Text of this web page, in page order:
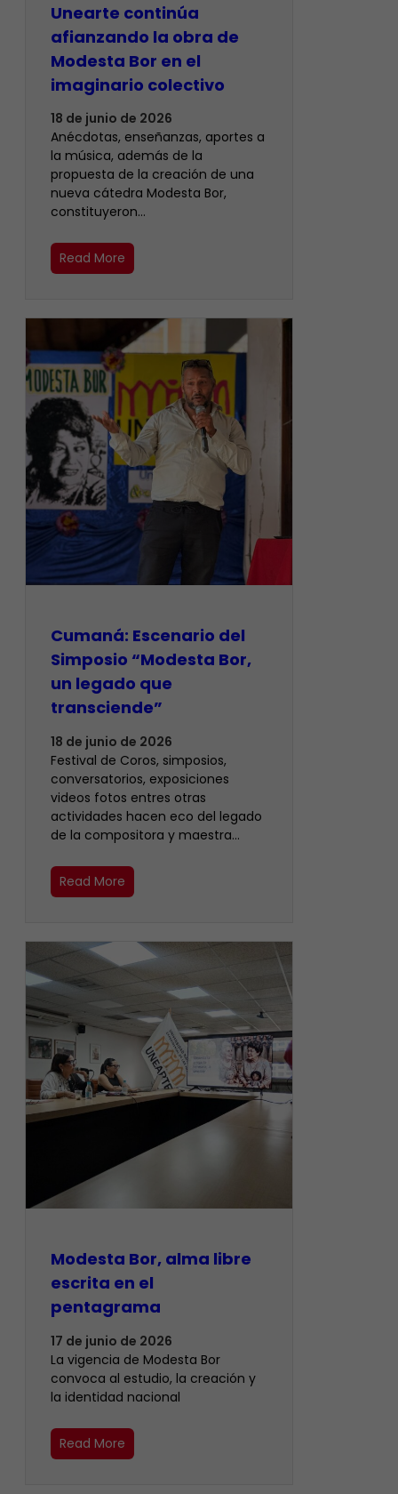
Unearte continúa
afianzando la obra de
Modesta Bor en el
imaginario colectivo
18 de junio de 2026
Anécdotas, enseñanzas, aportes a
la música, además de la
propuesta de la creación de una
nueva cátedra Modesta Bor,
constituyeron…
Read More
Cumaná: Escenario del
Simposio “Modesta Bor,
un legado que
transciende”
18 de junio de 2026
Festival de Coros, simposios,
conversatorios, exposiciones
videos fotos entres otras
actividades hacen eco del legado
de la compositora y maestra…
Read More
Modesta Bor, alma libre
escrita en el
pentagrama
17 de junio de 2026
La vigencia de Modesta Bor
convoca al estudio, la creación y
la identidad nacional
Read More